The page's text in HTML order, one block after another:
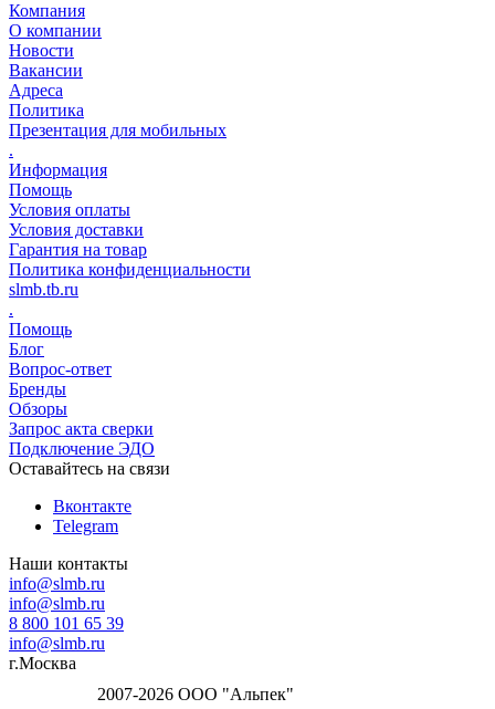
Компания
О компании
Новости
Вакансии
Адреса
Политика
Презентация для мобильных
.
Информация
Помощь
Условия оплаты
Условия доставки
Гарантия на товар
Политика конфиденциальности
slmb.tb.ru
.
Помощь
Блог
Вопрос-ответ
Бренды
Обзоры
Запрос акта сверки
Подключение ЭДО
Оставайтесь на связи
Вконтакте
Telegram
Наши контакты
info@slmb.ru
info@slmb.ru
8 800 101 65 39
info@slmb.ru
г.Москва
2007-2026 ООО "Альпек"